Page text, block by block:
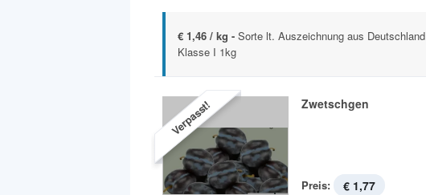
€ 1,46 / kg - Sorte lt. Auszeichnung aus
Klasse I 1kg
Verpasst! Zwetschgen
Preis: € 1,77